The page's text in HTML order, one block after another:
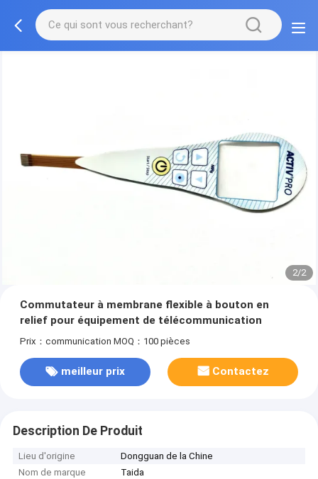
2/2
Commutateur à membrane flexible à bouton en
relief pour équipement de télécommunication
Prix：communication MOQ：100 pièces
meilleur prix Contactez
Description De Produit
Lieu d'origine
Dongguan de la Chine
Nom de marque
Taida